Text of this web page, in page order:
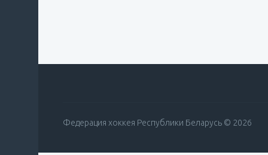
Федерация хоккея Республики Беларусь © 2026